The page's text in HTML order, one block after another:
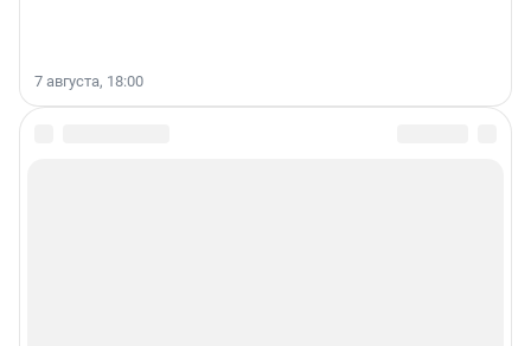
7 августа, 18:00